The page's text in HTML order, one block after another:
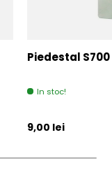
Piedestal S700
In stoc!
Pret initial
9,00 lei